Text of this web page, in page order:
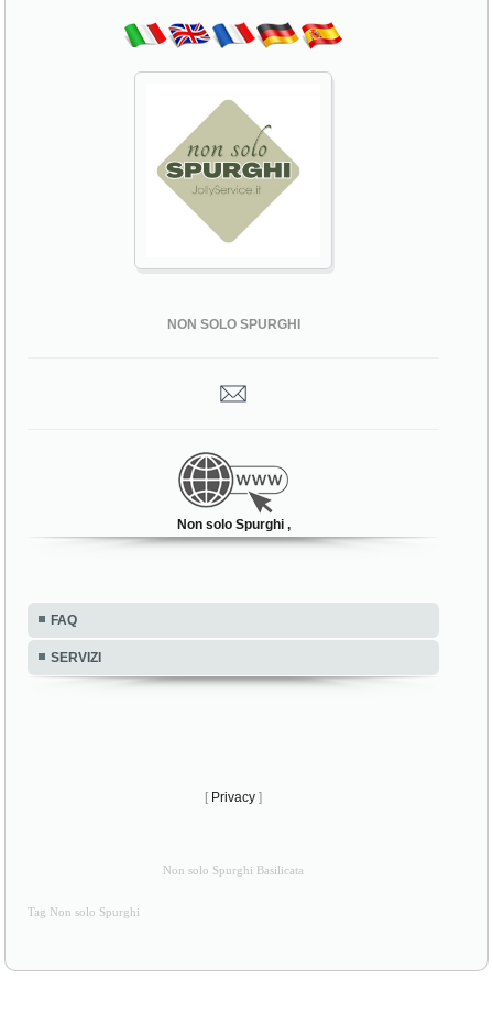
NON SOLO SPURGHI
Non solo Spurghi ,
FAQ
SERVIZI
[ Privacy ]
Non solo Spurghi Basilicata
Tag Non solo Spurghi